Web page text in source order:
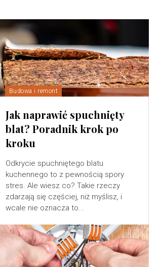
Budowa i remont
Jak naprawić spuchnięty
blat? Poradnik krok po
kroku
Odkrycie spuchniętego blatu
kuchennego to z pewnością spory
stres. Ale wiesz co? Takie rzeczy
zdarzają się częściej, niż myślisz, i
wcale nie oznacza to...